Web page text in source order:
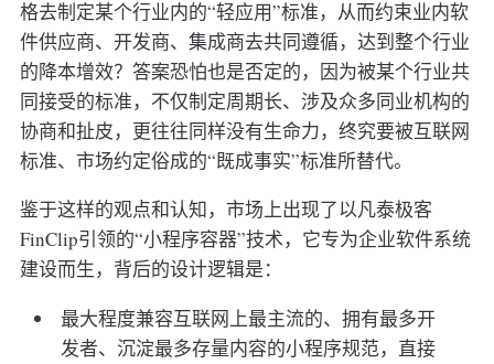
格去制定某个行业内的“轻应用”标准，从而约束业内软
件供应商、开发商、集成商去共同遵循，达到整个行业
的降本增效？答案恐怕也是否定的，因为被某个行业共
同接受的标准，不仅制定周期长、涉及众多同业机构的
协商和扯皮，更往往同样没有生命力，终究要被互联网
标准、市场约定俗成的“既成事实”标准所替代。
鉴于这样的观点和认知，市场上出现了以凡泰极客
FinClip引领的“小程序容器”技术，它专为企业软件系统
建设而生，背后的设计逻辑是：
最大程度兼容互联网上最主流的、拥有最多开
发者、沉淀最多存量内容的小程序规范，直接